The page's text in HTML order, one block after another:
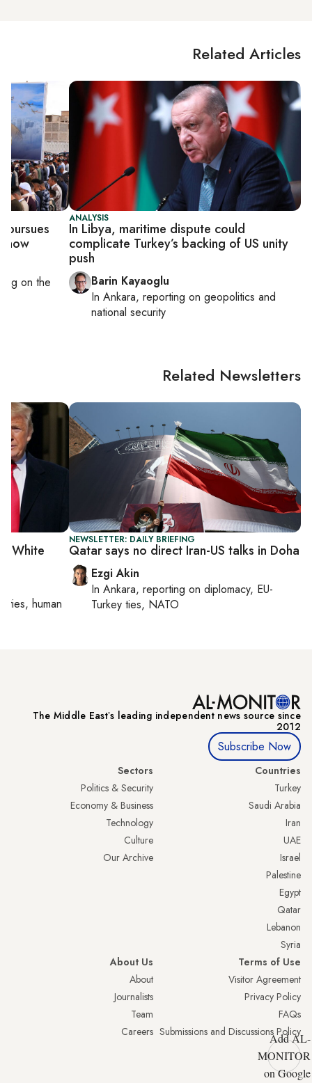
Related Articles
ANALYSIS
In Libya, maritime dispute could
complicate Turkey’s backing of US unity
push
Barin Kayaoglu
InAnkara, reporting ongeopolitics and
national security
pursues
onthe
Related Newsletters
NEWSLETTER: DAILY BRIEFING
Qatar says no direct Iran-US talks in Doha
Ezgi Akin
InAnkara, reporting ondiplomacy, EU-
Turkey ties, NATO
White
human
The Middle Eastʼs leading independent news source since
2012
Subscribe Now
Countries
Turkey
Saudi Arabia
Iran
UAE
Israel
Palestine
Egypt
Qatar
Lebanon
Syria
Sectors
Politics & Security
Economy & Business
Technology
Culture
Our Archive
Terms of Use
Visitor Agreement
Privacy Policy
FAQs
Submissions and Discussions Policy
About Us
About
Journalists
Team
Careers
Add AL-
MONITOR
on Google